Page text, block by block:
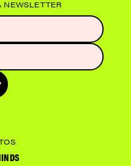
NEWSLETTER